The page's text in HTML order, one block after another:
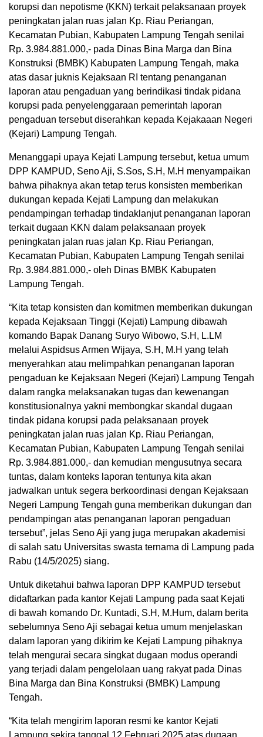
korupsi dan nepotisme (KKN) terkait pelaksanaan proyek
peningkatan jalan ruas jalan Kp. Riau Periangan,
Kecamatan Pubian, Kabupaten Lampung Tengah senilai
Rp. 3.984.881.000,- pada Dinas Bina Marga dan Bina
Konstruksi (BMBK) Kabupaten Lampung Tengah, maka
atas dasar juknis Kejaksaan RI tentang penanganan
laporan atau pengaduan yang berindikasi tindak pidana
korupsi pada penyelenggaraan pemerintah laporan
pengaduan tersebut diserahkan kepada Kejakaaan Negeri
(Kejari) Lampung Tengah.
Menanggapi upaya Kejati Lampung tersebut, ketua umum
DPP KAMPUD, Seno Aji, S.Sos, S.H, M.H menyampaikan
bahwa pihaknya akan tetap terus konsisten memberikan
dukungan kepada Kejati Lampung dan melakukan
pendampingan terhadap tindaklanjut penanganan laporan
terkait dugaan KKN dalam pelaksanaan proyek
peningkatan jalan ruas jalan Kp. Riau Periangan,
Kecamatan Pubian, Kabupaten Lampung Tengah senilai
Rp. 3.984.881.000,- oleh Dinas BMBK Kabupaten
Lampung Tengah.
“Kita tetap konsisten dan komitmen memberikan dukungan
kepada Kejaksaan Tinggi (Kejati) Lampung dibawah
komando Bapak Danang Suryo Wibowo, S.H, L.LM
melalui Aspidsus Armen Wijaya, S.H, M.H yang telah
menyerahkan atau melimpahkan penanganan laporan
pengaduan ke Kejaksaan Negeri (Kejari) Lampung Tengah
dalam rangka melaksanakan tugas dan kewenangan
konstitusionalnya yakni membongkar skandal dugaan
tindak pidana korupsi pada pelaksanaan proyek
peningkatan jalan ruas jalan Kp. Riau Periangan,
Kecamatan Pubian, Kabupaten Lampung Tengah senilai
Rp. 3.984.881.000,- dan kemudian mengusutnya secara
tuntas, dalam konteks laporan tentunya kita akan
jadwalkan untuk segera berkoordinasi dengan Kejaksaan
Negeri Lampung Tengah guna memberikan dukungan dan
pendampingan atas penanganan laporan pengaduan
tersebut”, jelas Seno Aji yang juga merupakan akademisi
di salah satu Universitas swasta ternama di Lampung pada
Rabu (14/5/2025) siang.
Untuk diketahui bahwa laporan DPP KAMPUD tersebut
didaftarkan pada kantor Kejati Lampung pada saat Kejati
di bawah komando Dr. Kuntadi, S.H, M.Hum, dalam berita
sebelumnya Seno Aji sebagai ketua umum menjelaskan
dalam laporan yang dikirim ke Kejati Lampung pihaknya
telah mengurai secara singkat dugaan modus operandi
yang terjadi dalam pengelolaan uang rakyat pada Dinas
Bina Marga dan Bina Konstruksi (BMBK) Lampung
Tengah.
“Kita telah mengirim laporan resmi ke kantor Kejati